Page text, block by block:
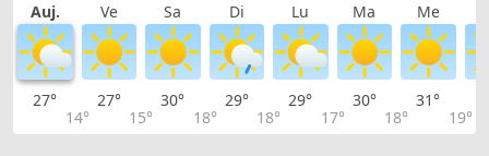
Auj. Ve Sa Di Lu Ma Me
27°
14°
27°
15°
30°
18°
29°
18°
29°
17°
30°
18°
31°
19°